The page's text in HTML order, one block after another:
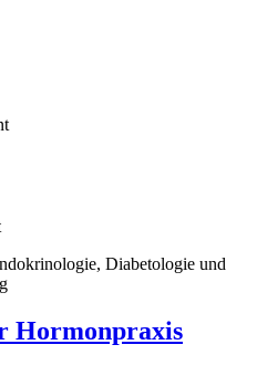
Diabetologie und
Hormonpraxis